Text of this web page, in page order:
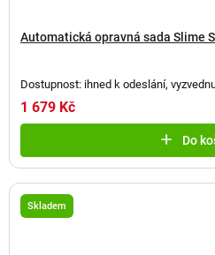
Automatická opravná sada Slime
Dostupnost: ihned k odeslání,
(2 ks)
1 679 Kč
Do
Skladem